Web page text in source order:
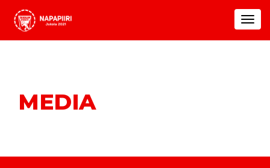
Toggle
MEDIA